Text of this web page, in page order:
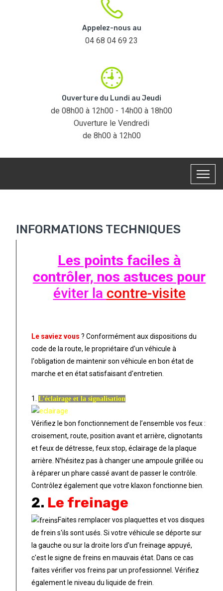
Appelez-nous au
04 68 04 69 23
Ouverture du Lundi au Jeudi
de 08h00 à 12h00 - 14h00 à 18h00
Ouverture le Vendredi
de 8h00 à 12h00
INFORMATIONS TECHNIQUES
Les points faciles à
contrôler, nos astuces pour
éviter la contre-visite
Le saviez vous ? Conformément aux dispositions du
code de la route, le propriétaire d'un véhicule à
l'obligation de maintenir son véhicule en bon état de
marche et en état satisfaisant d'entretien.
1.L’éclairage et la signalisation
Vérifiez le bon fonctionnement de l’ensemble vos feux :
croisement, route, position avant et arrière, clignotants
et feux de détresse, feux stop, éclairage de la plaque
arrière. N’hésitez pas à changer une ampoule grillée ou
à réparer un phare cassé avant de passer le contrôle.
Contrôlez également que votre klaxon fonctionne bien.
2. Le freinage
Faites remplacer vos plaquettes et vos disques
de frein s'ils sont usés. Si votre véhicule se déporte sur
la gauche ou sur la droite lors d’un freinage appuyé,
c'est le signe de freins en mauvais état. Dans ce cas
faites vérifier vos freins par un professionnel. Vérifiez
également le niveau du liquide de frein.